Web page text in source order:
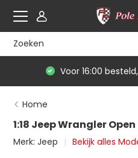
Voor 16:00
Home
1:18 Jeep Wrangler
Merk:Jeep Bekijk alles